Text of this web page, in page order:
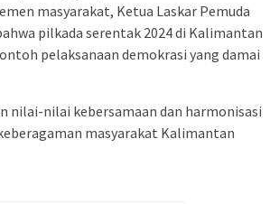
masyarakat, Ketua Laskar Pemuda
pilkada serentak 2024 di Kalimantan
pelaksanaan demokrasi yang damai
nilai-nilai kebersamaan dan harmonisasi
masyarakat Kalimantan